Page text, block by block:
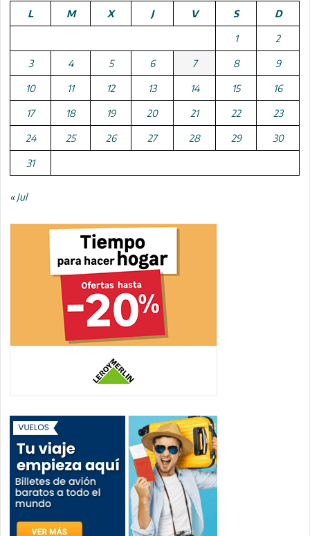
L
M X J V S D
1 2
3 4 5 6 7 8 9
10 11 12 13 14 15 16
17 18 19 20 21 22 23
24 25 26 27 28 29 30
31
« Jul